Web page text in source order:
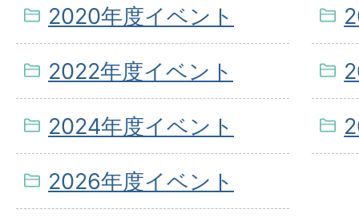
2020年度イベント
2022年度イベント
2024年度イベント
2026年度イベント